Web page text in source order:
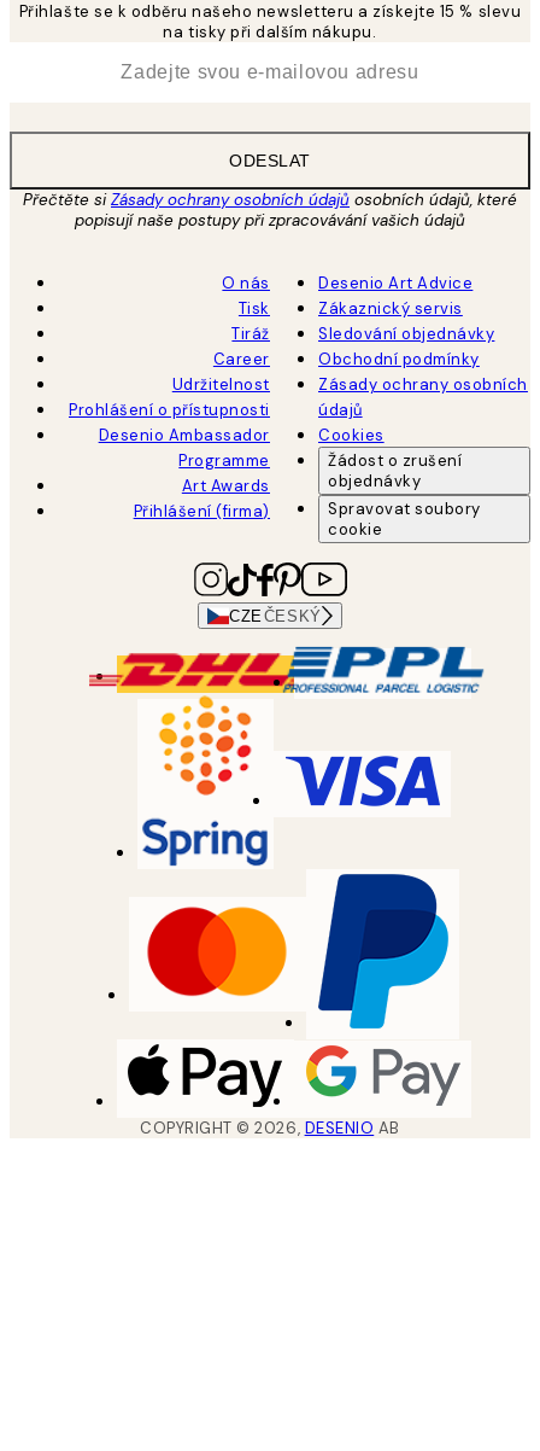
Přihlašte se k odběru našeho newsletteru a získejte 15 % slevu
na tisky při dalším nákupu.
ODESLAT
Přečtěte siZásady ochrany osobních údajů osobních údajů, které
popisují naše postupy při zpracovávání vašich údajů
O nás
Tisk
Tiráž
Career
Udržitelnost
Prohlášení o přístupnosti
Desenio Ambassador
Programme
Art Awards
Přihlášení (firma)
Desenio Art Advice
Zákaznický servis
Sledování objednávky
Obchodní podmínky
Zásady ochrany osobních
údajů
Cookies
Žádost o zrušení
objednávky
Spravovat soubory
cookie
CZE ČESKÝ
COPYRIGHT ©2026, DESENIO AB